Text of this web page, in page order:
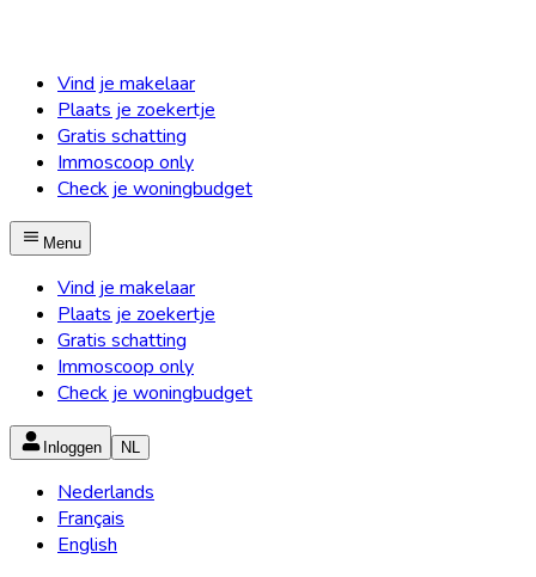
Vind je makelaar
Plaats je zoekertje
Gratis schatting
Immoscoop only
Check je woningbudget
Menu
Vind je makelaar
Plaats je zoekertje
Gratis schatting
Immoscoop only
Check je woningbudget
Inloggen NL
Nederlands
Français
English